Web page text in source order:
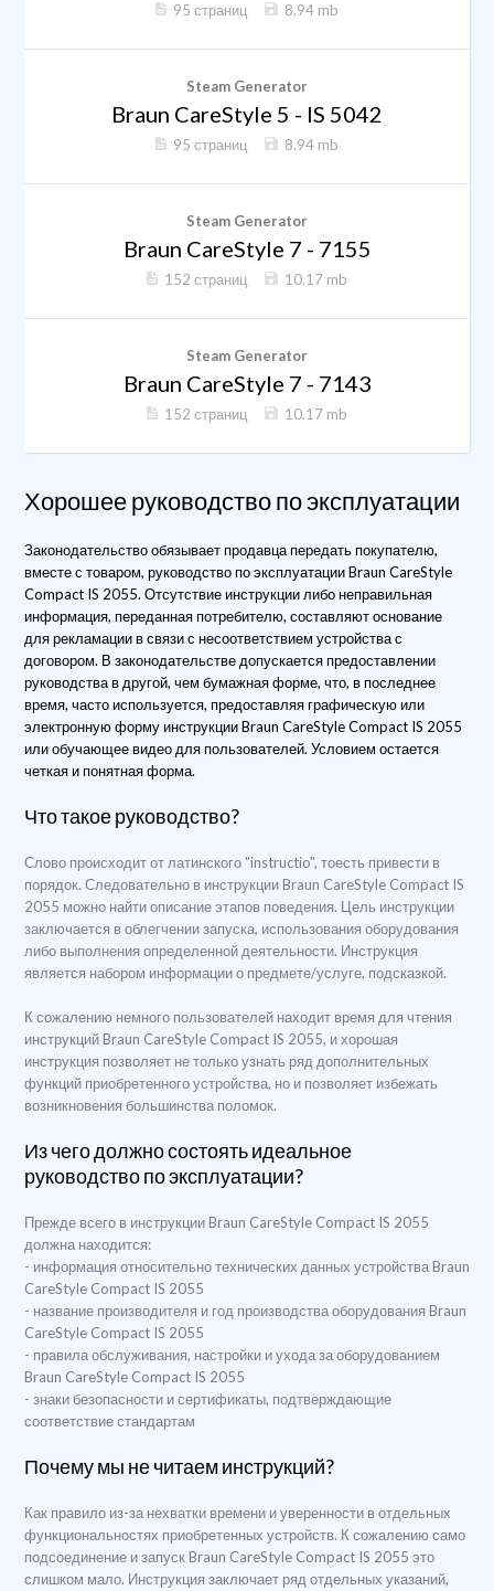
95 страниц 8.94 mb
Steam Generator
Braun CareStyle 5 - IS 5042
95 страниц 8.94 mb
Steam Generator
Braun CareStyle 7 - 7155
152 страниц 10.17 mb
Steam Generator
Braun CareStyle 7 - 7143
152 страниц 10.17 mb
Хорошее руководство по эксплуатации
Законодательство обязывает продавца передать покупателю,
вместе с товаром, руководство по эксплуатации Braun CareStyle
Compact IS 2055. Отсутствие инструкции либо неправильная
информация, переданная потребителю, составляют основание
для рекламации в связи с несоответствием устройства с
договором. В законодательстве допускается предоставлении
руководства в другой, чем бумажная форме, что, в последнее
время, часто используется, предоставляя графическую или
электронную форму инструкции Braun CareStyle Compact IS 2055
или обучающее видео для пользователей. Условием остается
четкая и понятная форма.
Что такое руководство?
Слово происходит от латинского "instructio", тоесть привести в
порядок. Следовательно в инструкции Braun CareStyle Compact IS
2055 можно найти описание этапов поведения. Цель инструкции
заключается в облегчении запуска, использования оборудования
либо выполнения определенной деятельности. Инструкция
является набором информации о предмете/услуге, подсказкой.
К сожалению немного пользователей находит время для чтения
инструкций Braun CareStyle Compact IS 2055, и хорошая
инструкция позволяет не только узнать ряд дополнительных
функций приобретенного устройства, но и позволяет избежать
возникновения большинства поломок.
Из чего должно состоять идеальное
руководство по эксплуатации?
Прежде всего в инструкции Braun CareStyle Compact IS 2055
должна находится:
- информация относительно технических данных устройства Braun
CareStyle Compact IS 2055
- название производителя и год производства оборудования Braun
CareStyle Compact IS 2055
- правила обслуживания, настройки и ухода за оборудованием
Braun CareStyle Compact IS 2055
- знаки безопасности и сертификаты, подтверждающие
соответствие стандартам
Почему мы не читаем инструкций?
Как правило из-за нехватки времени и уверенности в отдельных
функциональностях приобретенных устройств. К сожалению само
подсоединение и запуск Braun CareStyle Compact IS 2055 это
слишком мало. Инструкция заключает ряд отдельных указаний,